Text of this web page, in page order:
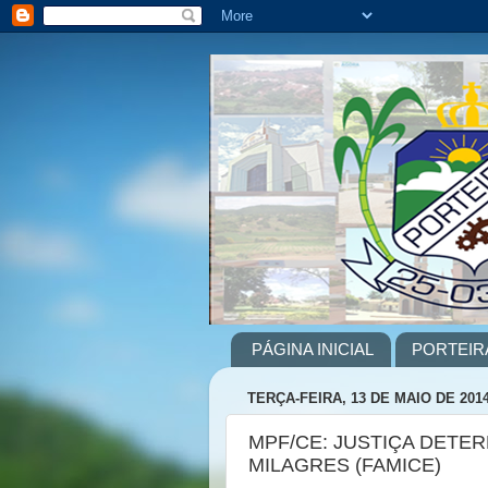
PÁGINA INICIAL
TERÇA-FEIRA, 13 DE MAIO DE
MPF/CE: JUSTIÇA
MILAGRES (FAMICE)